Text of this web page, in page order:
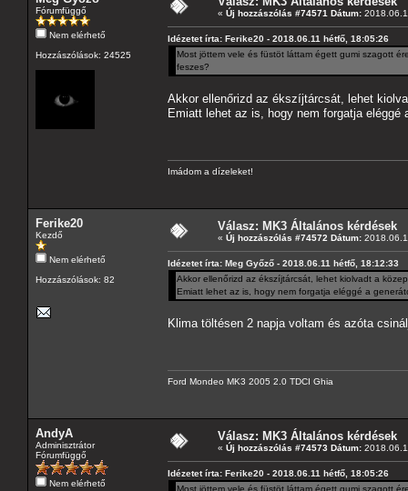
Fórumfüggő
Nem elérhető
Hozzászólások: 24525
« Új hozzászólás #74571 Dátum:
Idézetet írta: Ferike20 - 2018.06.11 hétfő, 18:05:26
Most jöttem vele és füstöt láttam égett gumi szagott
feszes?
Akkor ellenőrizd az ékszíjtárcsát, lehet
Emiatt lehet az is, hogy nem forgatja
Imádom a dízeleket!
Ferike20
Kezdő
Nem elérhető
Hozzászólások: 82
Válasz: MK3 Általános kérdések
« Új hozzászólás #74572 Dátum:
Idézetet írta: Meg Győző - 2018.06.11 hétfő, 18:12:33
Akkor ellenőrizd az ékszíjtárcsát, lehet kiolvadt a
Emiatt lehet az is, hogy nem forgatja eléggé a
Klima töltésen 2 napja voltam és azóta
Ford Mondeo MK3 2005 2.0 TDCI Ghia
AndyA
Adminisztrátor
Fórumfüggő
Nem elérhető
Válasz: MK3 Általános kérdések
« Új hozzászólás #74573 Dátum:
Idézetet írta: Ferike20 - 2018.06.11 hétfő, 18:05:26
Most jöttem vele és füstöt láttam égett gumi szagott